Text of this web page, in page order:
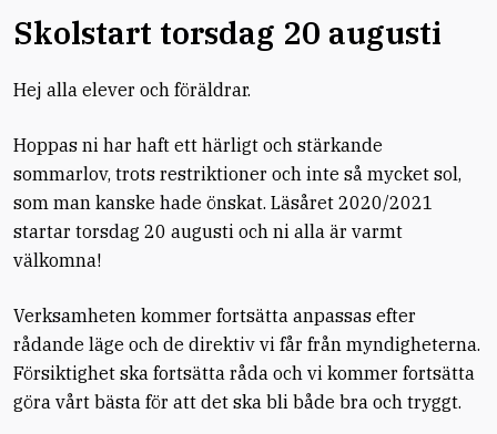
Skolstart torsdag 20 augusti
Hej alla elever och föräldrar.
Hoppas ni har haft ett härligt och stärkande
sommarlov, trots restriktioner och inte så mycket sol,
som man kanske hade önskat. Läsåret 2020/2021
startar torsdag 20 augusti och ni alla är varmt
välkomna!
Verksamheten kommer fortsätta anpassas efter
rådande läge och de direktiv vi får från myndigheterna.
Försiktighet ska fortsätta råda och vi kommer fortsätta
göra vårt bästa för att det ska bli både bra och tryggt.